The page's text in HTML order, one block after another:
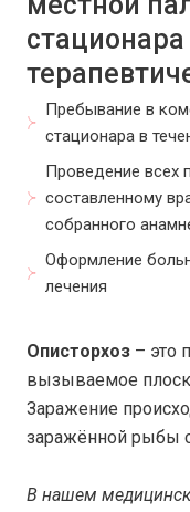
Пребывание в
стационара в
Проведение всех
составленному
собранного
Оформление
лечения
Описторхоз – это
вызываемое
Заражение
заражённой рыбы
В нашем